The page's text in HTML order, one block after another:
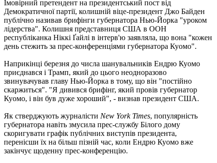
Імовірний претендент на президентський пост від
Демократичної партії, колишній віце-президент Джо Байден
публічно називав брифінги губернатора Нью-Йорка "уроком
лідерства". Колишня представниця США в ООН
республіканка Ніккі Ґайлі в інтерв'ю заявляла, що вона "кожен
день стежить за прес-конференціями губернатора Куомо".
Наприкінці березня до числа шанувальників Ендрю Куомо
приєднався і Трамп, який до цього неодноразово
звинувачував главу Нью-Йорка в тому, що він "постійно
скаржиться". "Я дивився брифінг, який провів губернатор
Куомо, і він був дуже хороший", - визнав президент США.
Як стверджують журналісти New York Times, популярність
губернатора навіть змусила прес-службу Білого дому
скоригувати графік публічних виступів президента,
перенісши їх на більш пізній час, коли Ендрю Куомо вже
закінчує щоденну прес-конференцію.